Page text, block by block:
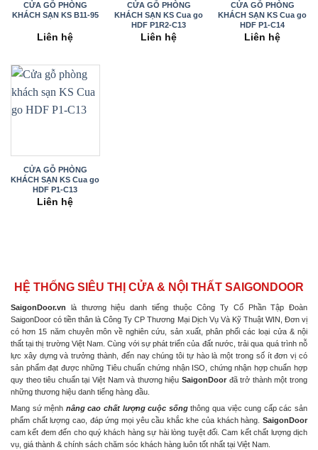
CỬA GỖ PHÒNG
KHÁCH SẠN KS B11-95
Liên hệ
CỬA GỖ PHÒNG
KHÁCH SẠN KS Cua go
HDF P1R2-C13
Liên hệ
CỬA GỖ PHÒNG
KHÁCH SẠN KS Cua go
HDF P1-C14
Liên hệ
CỬA GỖ PHÒNG
KHÁCH SẠN KS Cua go
HDF P1-C13
Liên hệ
HỆ THỐNG SIÊU THỊ CỬA & NỘI THẤT SAIGONDOOR
SaigonDoor.vn là thương hiệu danh tiếng thuộc Công Ty Cổ Phần Tập Đoàn
SaigonDoor có tiền thân là Công Ty CP Thương Mại Dịch Vụ Và Kỹ Thuật WIN, Đơn vị
có hơn 15 năm chuyên môn về nghiên cứu, sản xuất, phân phối các loại cửa & nội
thất tại thị trường Việt Nam. Cùng với sự phát triển của đất nước, trải qua quá trình nỗ
lực xây dựng và trưởng thành, đến nay chúng tôi tự hào là một trong số ít đơn vị có
sản phẩm đạt được những Tiêu chuẩn chứng nhận ISO, chứng nhận hợp chuẩn hợp
quy theo tiêu chuẩn tại Việt Nam và thương hiệu SaigonDoor đã trở thành một trong
những thương hiệu danh tiếng hàng đầu.
Mang sứ mệnh nâng cao chất lượng cuộc sốngthông qua việc cung cấp các sản
phẩm chất lượng cao, đáp ứng mọi yêu cầu khắc khe của khách hàng. SaigonDoor
cam kết đem đến cho quý khách hàng sự hài lòng tuyệt đối. Cam kết chất lượng dịch
vụ, giá thành & chính sách chăm sóc khách hàng luôn tốt nhất tại Việt Nam.